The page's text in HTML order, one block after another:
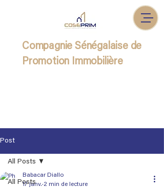
Compagnie Sénégalaise de
Promotion Immobilière
Post
All Posts
All Posts
Babacar Diallo
17 janv. 2 min de lecture